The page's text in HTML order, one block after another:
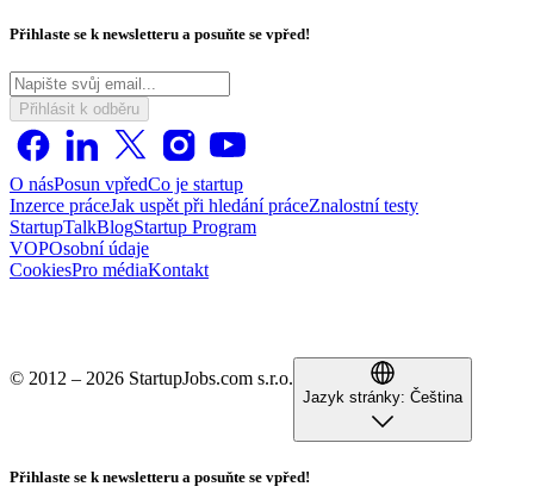
Přihlaste se k newsletteru a posuňte se vpřed!
Přihlásit k odběru
O násPosun vpředCo je startup
Inzerce práceJak uspět při hledání práceZnalostní testy
StartupTalkBlogStartup Program
VOPOsobní údaje
CookiesPro médiaKontakt
© 2012 – 2026 StartupJobs.com s.r.o.
Jazyk stránky: Čeština
Přihlaste se k newsletteru a posuňte se vpřed!